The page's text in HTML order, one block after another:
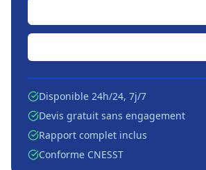
Disponible 24h/24, 7j/7
Devis gratuit sans engagement
Rapport complet inclus
Conforme CNESST